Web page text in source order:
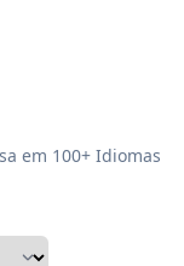
em 100+ Idiomas